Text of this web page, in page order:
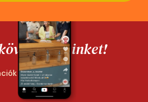
be minket!